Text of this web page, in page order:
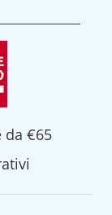
da €65